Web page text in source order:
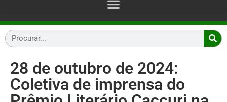
28 de outubro de 2024:
Coletiva de imprensa do